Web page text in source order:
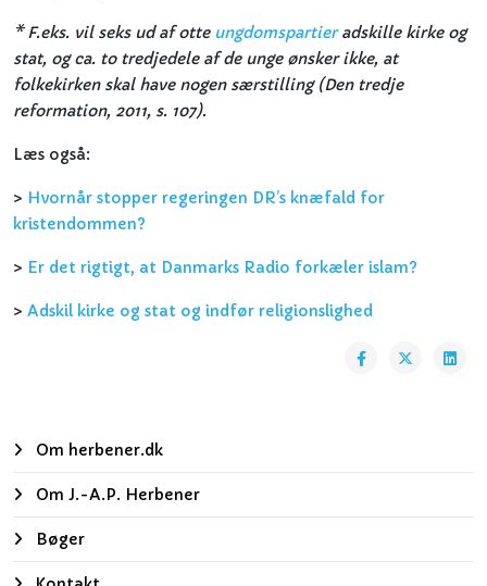
* F.eks. vil seks ud af otte ungdomspartieradskille kirke og
stat, og ca. to tredjedele af de unge ønsker ikke, at
folkekirken skal have nogen særstilling (Den tredje
reformation, 2011, s. 107).
Læs også:
> Hvornår stopper regeringen DR’s knæfald for
kristendommen?
> Er det rigtigt, at Danmarks Radio forkæler islam?
> Adskil kirke og stat og indfør religionslighed
Om herbener.dk
Om J.-A.P. Herbener
Bøger